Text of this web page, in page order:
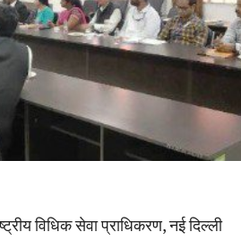
विधिक सेवा प्राधिकरण, नई दिल्ली